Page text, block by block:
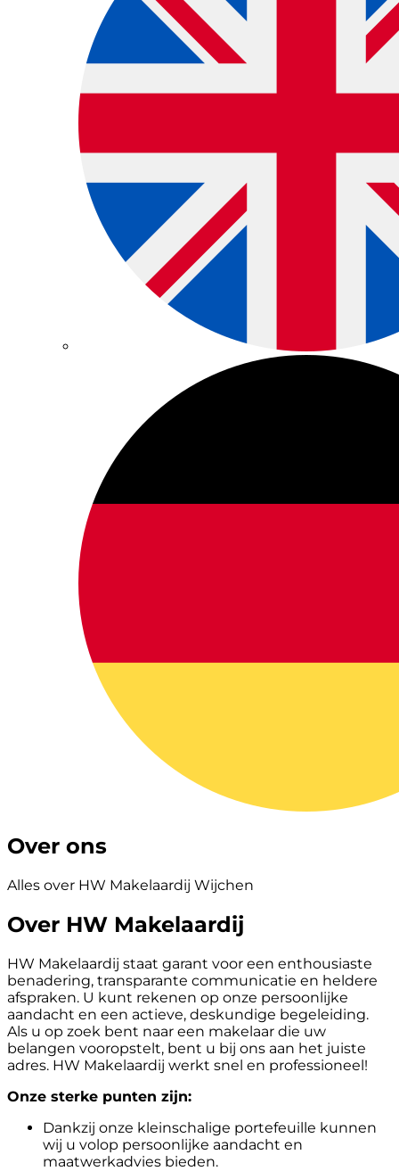
Over ons
Alles over HW Makelaardij Wijchen
Over HW Makelaardij
HW Makelaardij staat garant voor een enthousiaste
benadering, transparante communicatie en heldere
afspraken. U kunt rekenen op onze persoonlijke
aandacht en een actieve, deskundige begeleiding.
Als u op zoek bent naar een makelaar die uw
belangen vooropstelt, bent u bij ons aan het juiste
adres. HW Makelaardij werkt snel en professioneel!
Onze sterke punten zijn:
Dankzij onze kleinschalige portefeuille kunnen
wij u volop persoonlijke aandacht en
maatwerkadvies bieden.